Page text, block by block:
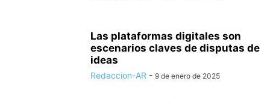
Las plataformas digitales son
escenarios claves de disputas de
ideas
Redaccion-AR - 9 de enero de 2025